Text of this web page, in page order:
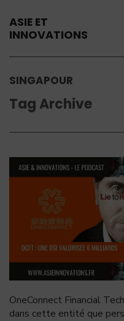
ASIE ET
INNOVATIONS
SINGAPOUR
Tag Archive
OneConnect Financial
dans cette entité que